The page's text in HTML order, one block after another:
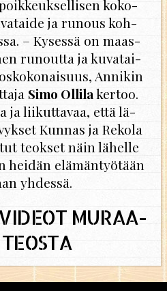
ko­ko­
ja ru­nous koh­
– Ky­ses­sä on maas­
ru­nout­ta ja ku­va­tai­
An­ni­kin
Simo Ol­li­laker­too.
ja lii­kut­ta­vaa, että lä­
Kun­nas ja Re­ko­la
teok­set näin lä­hel­le
hei­dän elä­män­työ­tään
yh­des­sä.
MU­RAA­